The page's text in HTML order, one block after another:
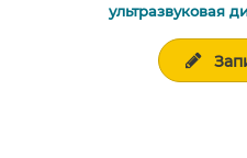
ультразвуковая